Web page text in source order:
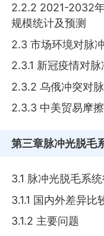
2.2.2 2021-2032
规模统计及预测
2.3 市场环境对脉
2.3.1 新冠疫情对
2.3.2 乌俄冲突对
2.3.3 中美贸易摩
第三章脉冲光脱毛
3.1 脉冲光脱毛系
3.1.1 国内外差异比
3.1.2 主要问题